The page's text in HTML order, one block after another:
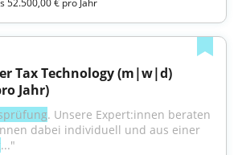
52.500,00 € pro Jahr
Tax Technology (m|w|d)
Jahr)
. Unsere Expert:innen beraten
dabei individuell und aus einer
..."